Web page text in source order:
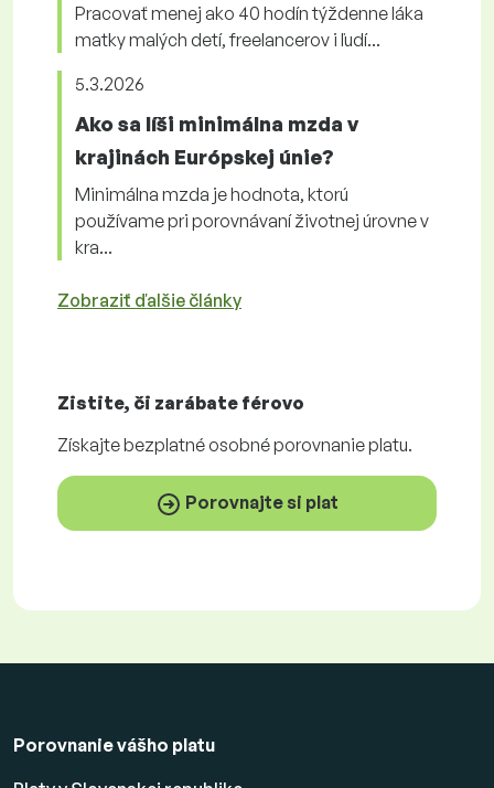
Pracovať menej ako 40 hodín týždenne láka
matky malých detí, freelancerov i ľudí...
5.3.2026
Ako sa líši minimálna mzda v
krajinách Európskej únie?
Minimálna mzda je hodnota, ktorú
používame pri porovnávaní životnej úrovne v
kra...
Zobraziť ďalšie články
Zistite, či zarábate férovo
Získajtebezplatnéosobné porovnanie platu.
Porovnajte si plat
Porovnanie vášho platu